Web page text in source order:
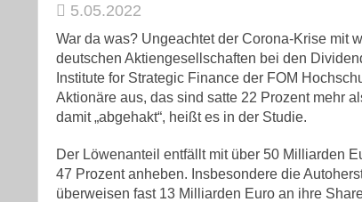
5.05.2022
War da was? Ungeachtet der Corona-Krise mit
deutschen Aktiengesellschaften bei den
Institute for Strategic Finance der FOM
Aktionäre aus, das sind satte 22 Prozent mehr
damit „abgehakt“, heißt es in der Studie.
Der Löwenanteil entfällt mit über 50 Milliarden
47 Prozent anheben. Insbesondere die
überweisen fast 13 Milliarden Euro an ihre